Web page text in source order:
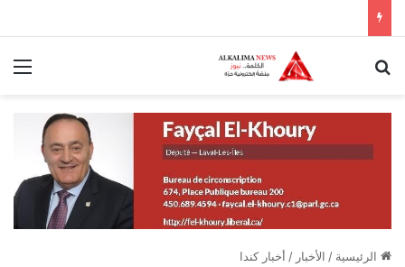
الرئيسية / الأخبار / أخبار كندا